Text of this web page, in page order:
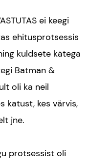
ei keegi
ehitusprotsessis
kuldsete kätega
Batman &
oli ka neil
katust, kes värvis,
jne.
protsessist oli